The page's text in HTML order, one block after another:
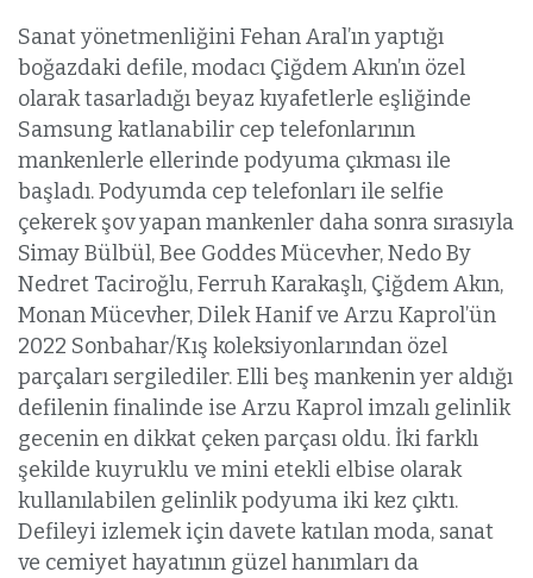
Sanat yönetmenliğini Fehan Aral’ın yaptığı
boğazdaki defile, modacı Çiğdem Akın’ın özel
olarak tasarladığı beyaz kıyafetlerle eşliğinde
Samsung katlanabilir cep telefonlarının
mankenlerle ellerinde podyuma çıkması ile
başladı. Podyumda cep telefonları ile selfie
çekerek şov yapan mankenler daha sonra sırasıyla
Simay Bülbül, Bee Goddes Mücevher, Nedo By
Nedret Taciroğlu, Ferruh Karakaşlı, Çiğdem Akın,
Monan Mücevher, Dilek Hanif ve Arzu Kaprol’ün
2022 Sonbahar/Kış koleksiyonlarından özel
parçaları sergilediler. Elli beş mankenin yer aldığı
defilenin finalinde ise Arzu Kaprol imzalı gelinlik
gecenin en dikkat çeken parçası oldu. İki farklı
şekilde kuyruklu ve mini etekli elbise olarak
kullanılabilen gelinlik podyuma iki kez çıktı.
Defileyi izlemek için davete katılan moda, sanat
ve cemiyet hayatının güzel hanımları da